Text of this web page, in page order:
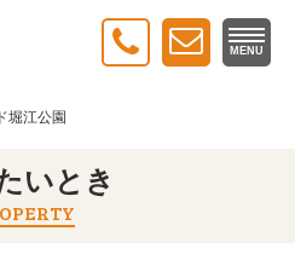
MENU
堀江公園
いとき